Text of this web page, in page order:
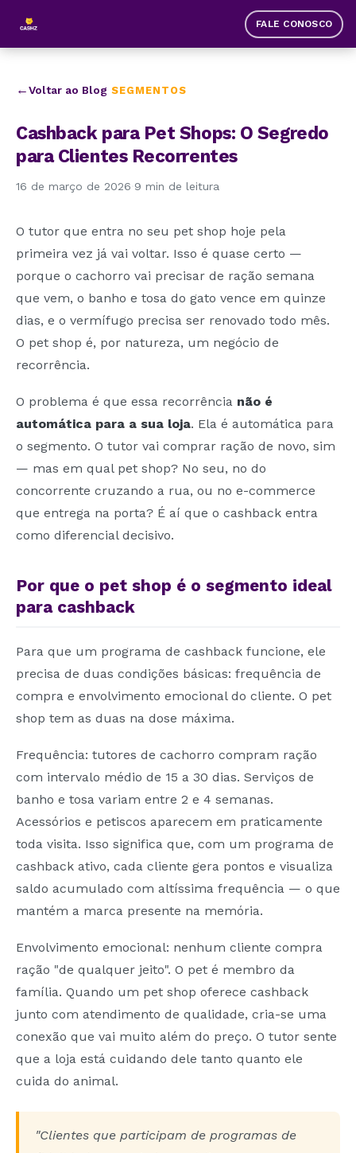
FALE CONOSCO
Voltar ao Blog SEGMENTOS
Cashback para Pet Shops: O Segredo
para Clientes Recorrentes
16 de março de 2026 9 min de leitura
O tutor que entra no seu pet shop hoje pela
primeira vez já vai voltar. Isso é quase certo —
porque o cachorro vai precisar de ração semana
que vem, o banho e tosa do gato vence em quinze
dias, e o vermífugo precisa ser renovado todo mês.
O pet shop é, por natureza, um negócio de
recorrência.
O problema é que essa recorrência não é
automática para a sua loja. Ela é automática para
o segmento. O tutor vai comprar ração de novo, sim
— mas em qual pet shop? No seu, no do
concorrente cruzando a rua, ou no e-commerce
que entrega na porta? É aí que o cashback entra
como diferencial decisivo.
Por que o pet shop é o segmento ideal
para cashback
Para que um programa de cashback funcione, ele
precisa de duas condições básicas: frequência de
compra e envolvimento emocional do cliente. O pet
shop tem as duas na dose máxima.
Frequência: tutores de cachorro compram ração
com intervalo médio de 15 a 30 dias. Serviços de
banho e tosa variam entre 2 e 4 semanas.
Acessórios e petiscos aparecem em praticamente
toda visita. Isso significa que, com um programa de
cashback ativo, cada cliente gera pontos e visualiza
saldo acumulado com altíssima frequência — o que
mantém a marca presente na memória.
Envolvimento emocional: nenhum cliente compra
ração "de qualquer jeito". O pet é membro da
família. Quando um pet shop oferece cashback
junto com atendimento de qualidade, cria-se uma
conexão que vai muito além do preço. O tutor sente
que a loja está cuidando dele tanto quanto ele
cuida do animal.
"Clientes que participam de programas de